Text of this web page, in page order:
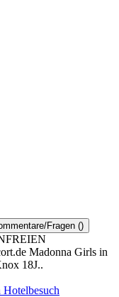
Fragen ()
Madonna Girls in
18J..
Hotelbesuch